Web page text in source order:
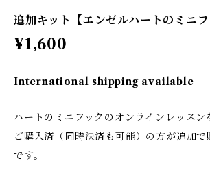
追加キット【エンゼルハートのミニフ
¥1,600
International shipping available
ハートのミニフックのオンラインレッスン
ご購入済（同時決済も可能）の方が追加で
です。